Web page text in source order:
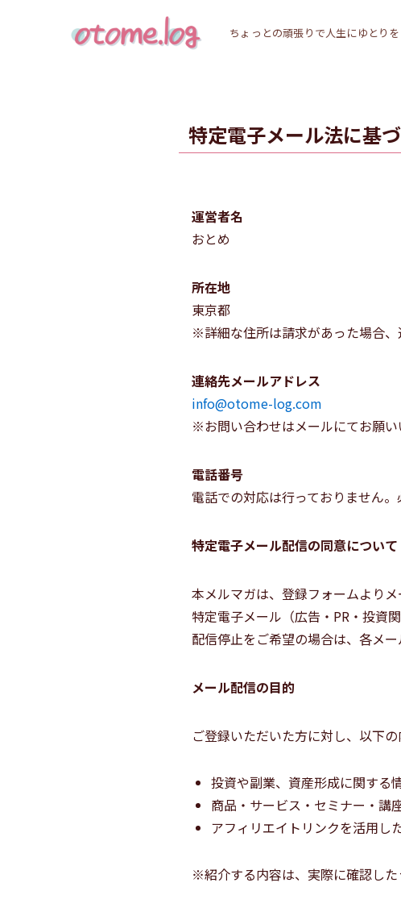
ちょっとの頑張りで人生にゆとりを
特定電子メール法に基
運営者名
おとめ
所在地
東京都
※詳細な住所は請求があった場合、
連絡先メールアドレス
info@otome-log.com
※お問い合わせはメールにてお願い
電話番号
電話での対応は行っておりません
特定電子メール配信の同意について
本メルマガは、登録フォームより
特定電子メール（広告・PR・投資
配信停止をご希望の場合は、各メ
メール配信の目的
ご登録いただいた方に対し、以下
投資や副業、資産形成に関する
商品・サービス・セミナー・講
アフィリエイトリンクを活用し
※紹介する内容は、実際に確認した